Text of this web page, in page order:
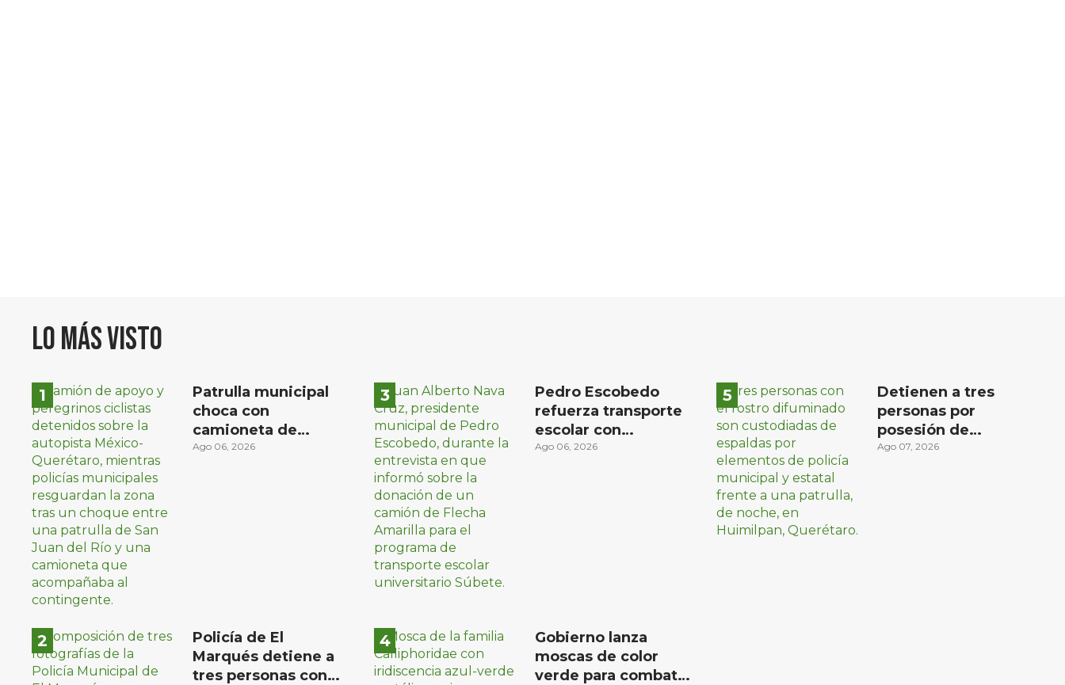
Lo más visto
Patrulla municipal
choca con
camioneta de
peregrinos ciclistas
Ago 06, 2026
Policía de El
Marqués detiene a
tres personas con
Pedro Escobedo
refuerza transporte
escolar con
donación de camión
Ago 06, 2026
Gobierno lanza
moscas de color
verde para combatir
Detienen a tres
personas por
posesión de
sustancias ilícitas en
Ago 07, 2026